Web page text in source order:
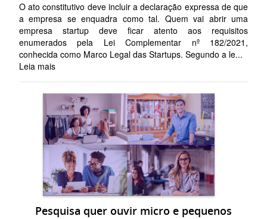
O ato constitutivo deve incluir a declaração expressa de que
a empresa se enquadra como tal. Quem vai abrir uma
empresa startup deve ficar atento aos requisitos
enumerados pela Lei Complementar nº 182/2021,
conhecida como Marco Legal das Startups. Segundo a le...
Leia mais
Pesquisa quer ouvir micro e pequenos